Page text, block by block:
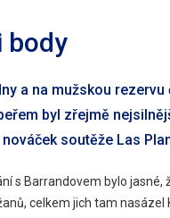
body
a na mužskou
byl zřejmě
nováček soutěže Las
s Barrandovem bylo
celkem jich tam